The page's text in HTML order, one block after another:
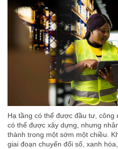
Hạ tầng có thể được đầu tư,
có thể được xây dựng, nhưng
thành trong một sớm một chiều.
giai đoạn chuyển đổi số, xanh